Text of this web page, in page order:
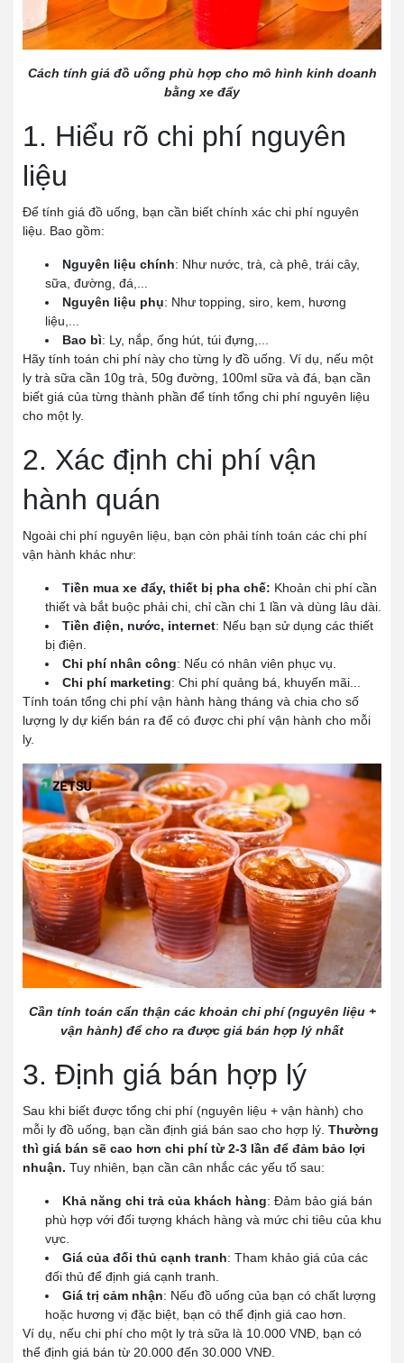
Cách tính giá đồ uống phù hợp cho mô hình kinh doanh
bằng xe đẩy
1. Hiểu rõ chi phí nguyên
liệu
Để tính giá đồ uống, bạn cần biết chính xác chi phí nguyên
liệu. Bao gồm:
Nguyên liệu chính: Như nước, trà, cà phê, trái cây,
sữa, đường, đá,...
Nguyên liệu phụ: Như topping, siro, kem, hương
liệu,...
Bao bì: Ly, nắp, ống hút, túi đựng,...
Hãy tính toán chi phí này cho từng ly đồ uống. Ví dụ, nếu một
ly trà sữa cần 10g trà, 50g đường, 100ml sữa và đá, bạn cần
biết giá của từng thành phần để tính tổng chi phí nguyên liệu
cho một ly.
2. Xác định chi phí vận
hành quán
Ngoài chi phí nguyên liệu, bạn còn phải tính toán các chi phí
vận hành khác như:
Tiền mua xe đẩy, thiết bị pha chế: Khoản chi phí cần
thiết và bắt buộc phải chi, chỉ cần chi 1 lần và dùng lâu dài.
Tiền điện, nước, internet: Nếu bạn sử dụng các thiết
bị điện.
Chi phí nhân công: Nếu có nhân viên phục vụ.
Chi phí marketing: Chi phí quảng bá, khuyến mãi...
Tính toán tổng chi phí vận hành hàng tháng và chia cho số
lượng ly dự kiến bán ra để có được chi phí vận hành cho mỗi
ly.
Cần tính toán cẩn thận các khoản chi phí (nguyên liệu +
vận hành) để cho ra được giá bán hợp lý nhất
3. Định giá bán hợp lý
Sau khi biết được tổng chi phí (nguyên liệu + vận hành) cho
mỗi ly đồ uống, bạn cần định giá bán sao cho hợp lý. Thường
thì giá bán sẽ cao hơn chi phí từ 2-3 lần để đảm bảo lợi
nhuận. Tuy nhiên, bạn cần cân nhắc các yếu tố sau:
Khả năng chi trả của khách hàng: Đảm bảo giá bán
phù hợp với đối tượng khách hàng và mức chi tiêu của khu
vực.
Giá của đối thủ cạnh tranh: Tham khảo giá của các
đối thủ để định giá cạnh tranh.
Giá trị cảm nhận: Nếu đồ uống của bạn có chất lượng
hoặc hương vị đặc biệt, bạn có thể định giá cao hơn.
Ví dụ, nếu chi phí cho một ly trà sữa là 10.000 VNĐ, bạn có
thể định giá bán từ 20.000 đến 30.000 VNĐ.